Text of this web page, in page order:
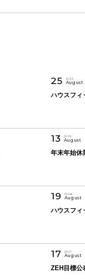
25 2025
August
ハウスフ
13 2018
August
年末年始休
19 2026
August
ハウスフ
17 2021
August
ZEH目標公